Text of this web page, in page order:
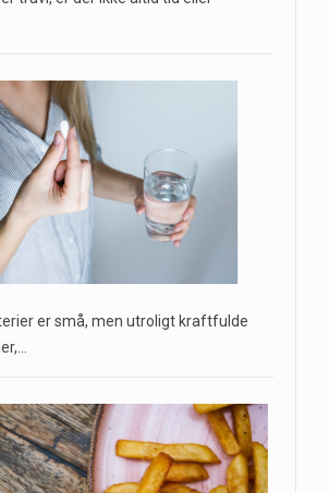
er små, men utroligt kraftfulde